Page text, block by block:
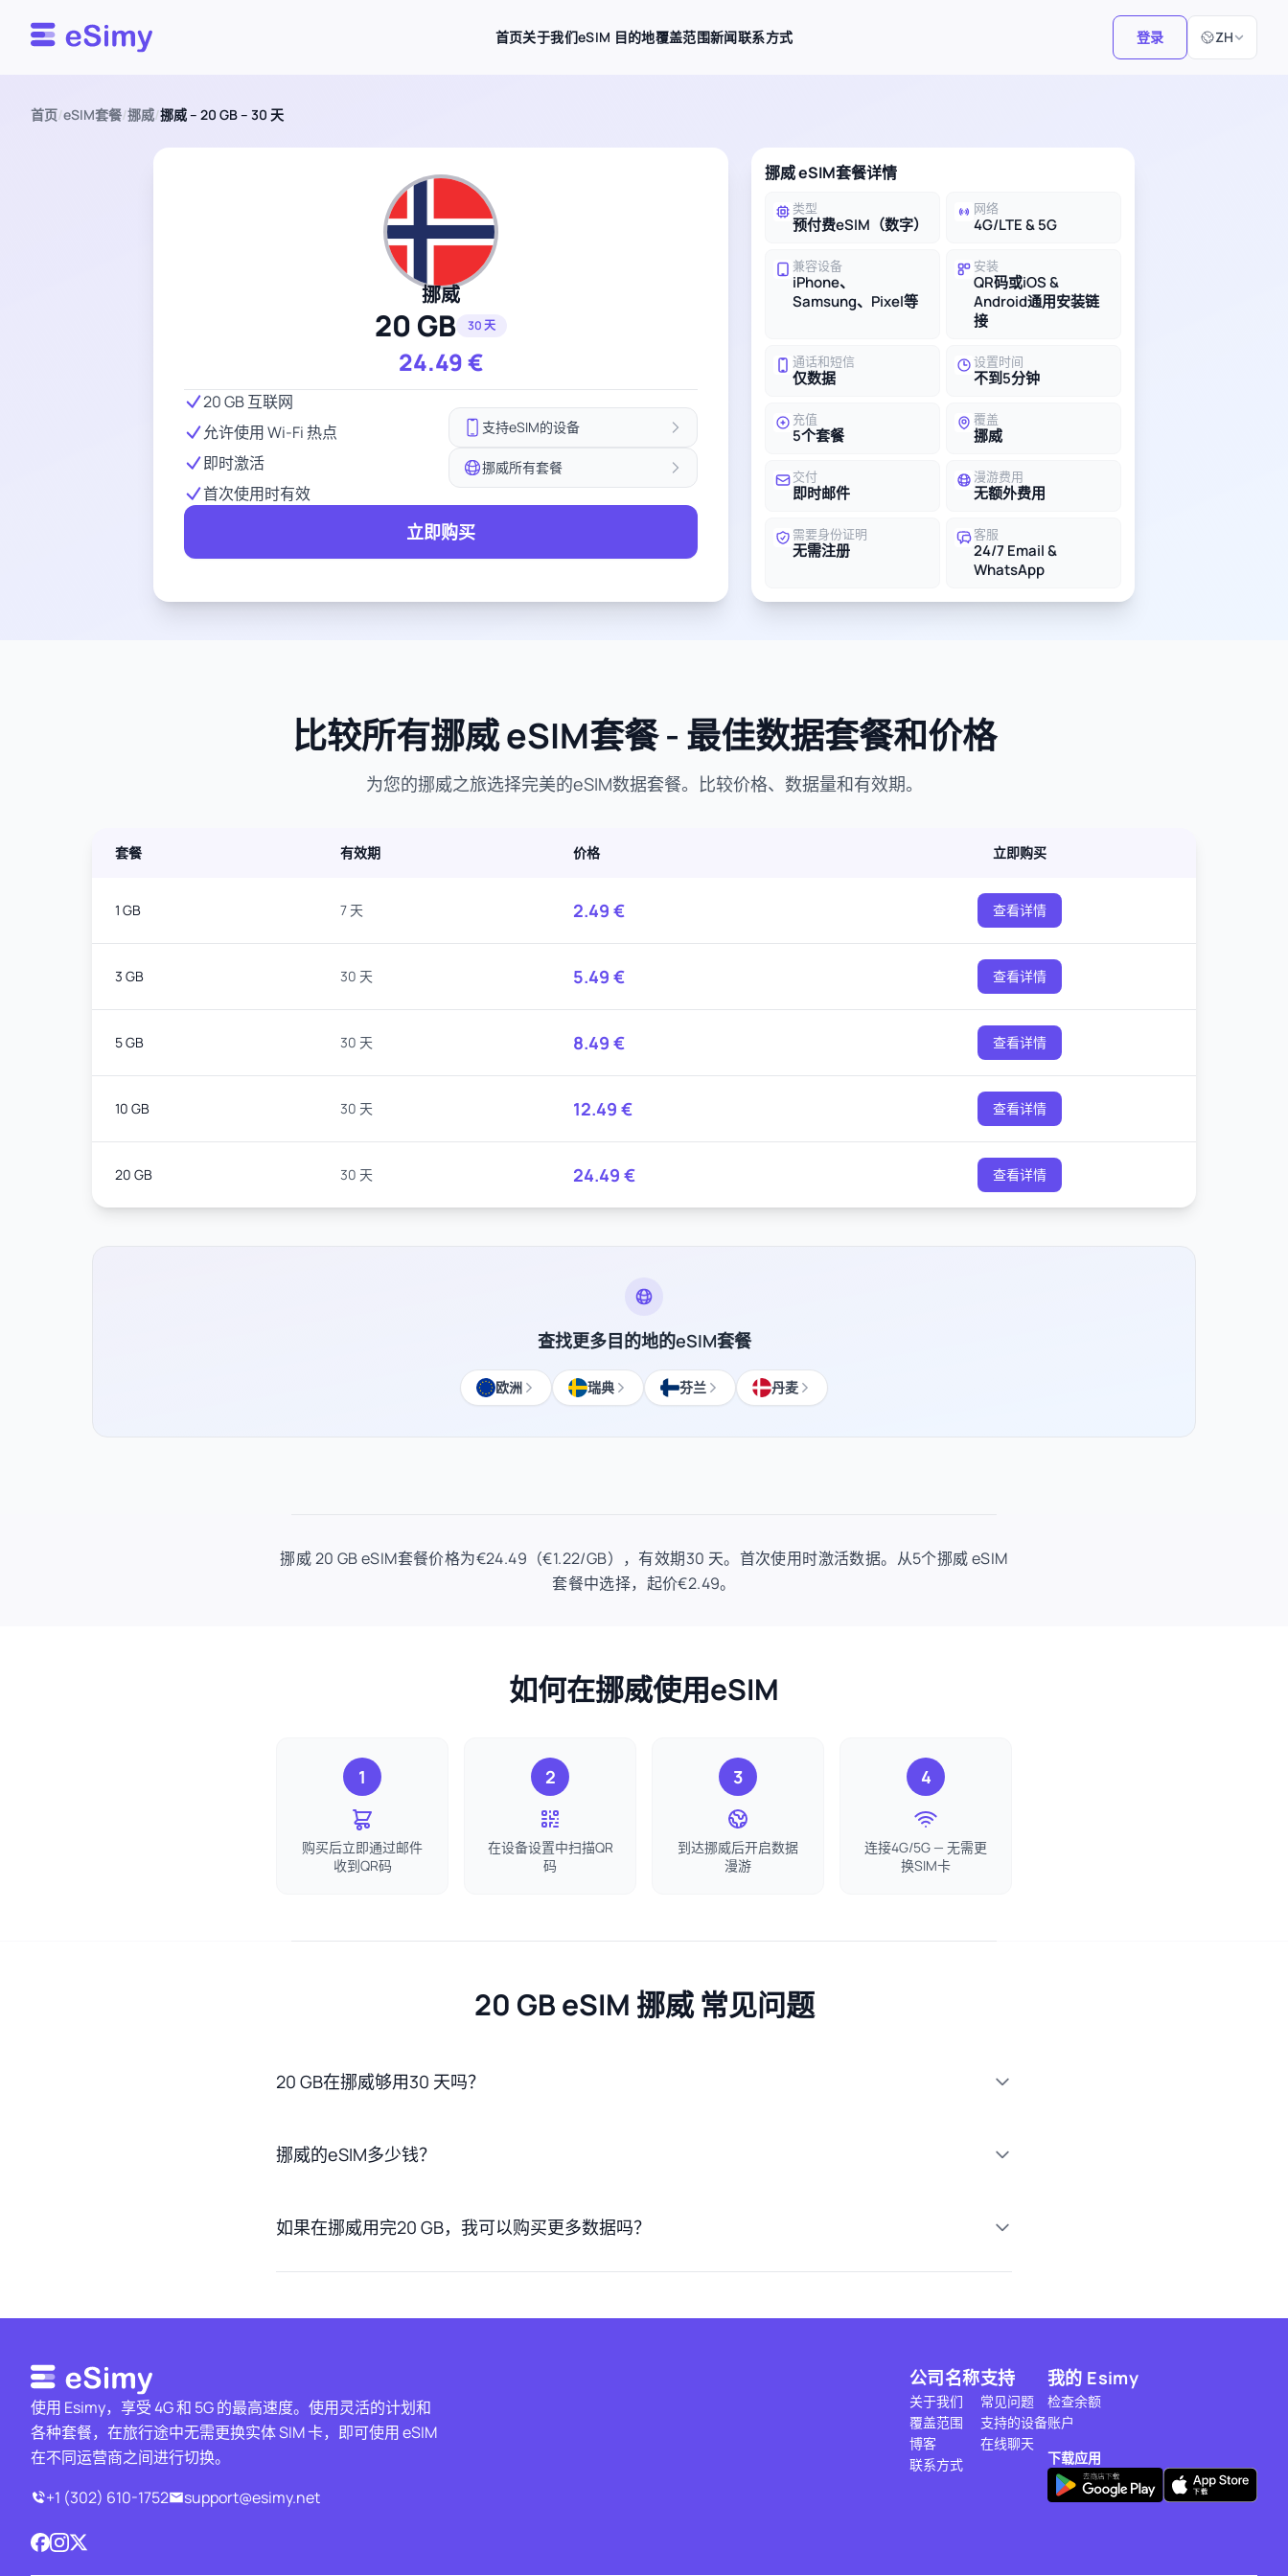
Esimy 首页关于我们eSIM 目的地覆盖范围新闻联系方式 登录 ZH
选择语言
首页/eSIM套餐/挪威/挪威 – 20 GB – 30 天
挪威
20 GB 30 天
24.49€
20 GB 互联网
允许使用 Wi-Fi 热点
即时激活
首次使用时有效
支持eSIM的设备
挪威所有套餐
立即购买
挪威 eSIM套餐详情
类型
预付费eSIM（数字）
网络
4G/LTE & 5G
兼容设备
iPhone、
Samsung、Pixel等
安装
QR码或iOS &
Android通用安装链
接
通话和短信
仅数据
设置时间
不到5分钟
充值
5个套餐
覆盖
挪威
交付
即时邮件
漫游费用
无额外费用
需要身份证明
无需注册
客服
24/7 Email &
WhatsApp
比较所有挪威 eSIM套餐 - 最佳数据套餐和价格
为您的挪威之旅选择完美的eSIM数据套餐。比较价格、数据量和有效期。
套餐 有效期 价格 立即购买
1 GB 7 天 2.49 € 查看详情
3 GB 30 天 5.49 € 查看详情
5 GB 30 天 8.49 € 查看详情
10 GB 30 天 12.49 € 查看详情
20 GB 30 天 24.49 € 查看详情
查找更多目的地的eSIM套餐
欧洲 瑞典 芬兰 丹麦
挪威 20 GB eSIM套餐价格为€24.49（€1.22/GB），有效期30 天。首次使用时激活数据。从5个挪威 eSIM
套餐中选择，起价€2.49。
如何在挪威使用eSIM
1
购买后立即通过邮件
收到QR码
2
在设备设置中扫描QR
码
3
到达挪威后开启数据
漫游
4
连接4G/5G — 无需更
换SIM卡
20 GB eSIM 挪威 常见问题
20 GB在挪威够用30 天吗？
挪威的eSIM多少钱？
如果在挪威用完20 GB，我可以购买更多数据吗？
使用 Esimy，享受 4G 和 5G 的最高速度。使用灵活的计划和
各种套餐，在旅行途中无需更换实体 SIM 卡，即可使用 eSIM
在不同运营商之间进行切换。
+1 (302) 610-1752
support@esimy.net
公司名称
关于我们
覆盖范围
博客
联系方式
支持
常见问题
支持的设备
在线聊天
我的 Esimy
检查余额
账户
下载应用